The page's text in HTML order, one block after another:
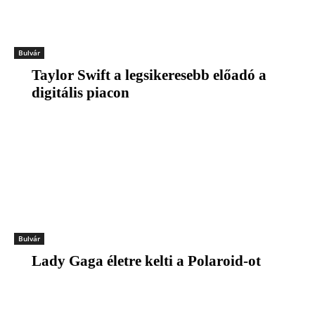
Bulvár
Taylor Swift a legsikeresebb előadó a
digitális piacon
Bulvár
Lady Gaga életre kelti a Polaroid-ot